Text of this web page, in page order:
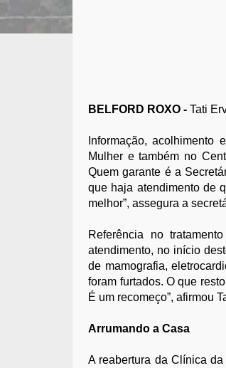
BELFORD ROXO -Tati
Informação,
Mulher e também no
Quem garante é a
que haja atendimento de
melhor”, assegura a
Referência no
atendimento, no início
de mamografia,
foram furtados. O que
É um recomeço”, afirmou
Arrumando a Casa
A reabertura da Clínica